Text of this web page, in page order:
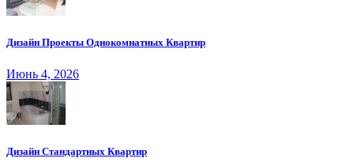
Дизайн Проекты Однокомнатных Квартир
Июнь 4, 2026
Дизайн Стандартных Квартир